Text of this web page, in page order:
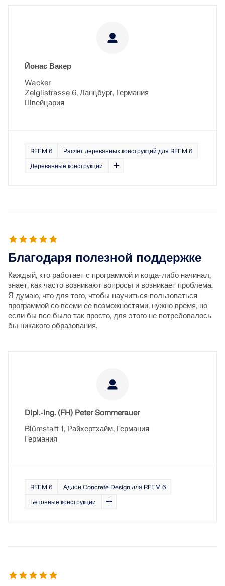
Йонас Вакер
Wacker
Zelglistrasse 6, Ланцбург, Германия
Швейцария
RFEM 6
Расчёт деревянных конструкций для RFEM 6
Деревянные конструкции
Благодаря полезной поддержке
Каждый, кто работает с программой и когда-либо начинал,
знает, как часто возникают вопросы и возникает проблема.
Я думаю, что для того, чтобы научиться пользоваться
программой со всеми ее возможностями, нужно время, но
если бы все было так просто, для этого не потребовалось
бы никакого образования.
Dipl.-Ing. (FH) Peter Sommerauer
Blümstatt 1, Райхертхайм, Германия
Германия
RFEM 6
Аддон Concrete Design для RFEM 6
Бетонные конструкции